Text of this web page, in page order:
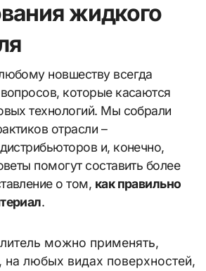
жидкого
новшеству всегда
которые касаются
технологий. Мы собрали
отрасли –
и, конечно,
помогут составить более
о том, как правильно
.
можно применять,
на любых видах поверхностей,